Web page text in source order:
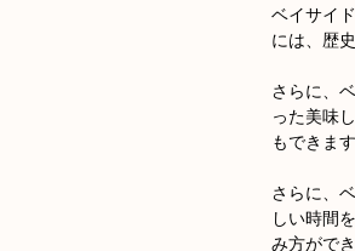
ベイサイ
には、歴
さらに、
った美味
もできます
さらに、
しい時間
み方がで